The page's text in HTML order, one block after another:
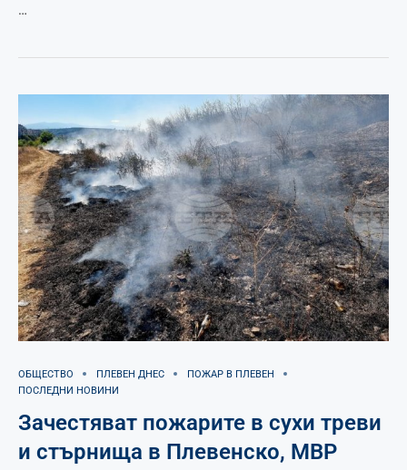
…
ОБЩЕСТВО ПЛЕВЕН ДНЕС
ПОЖАР В ПЛЕВЕН
ПОСЛЕДНИ НОВИНИ
Зачестяват пожарите в сухи треви
и стърнища в Плевенско, МВР